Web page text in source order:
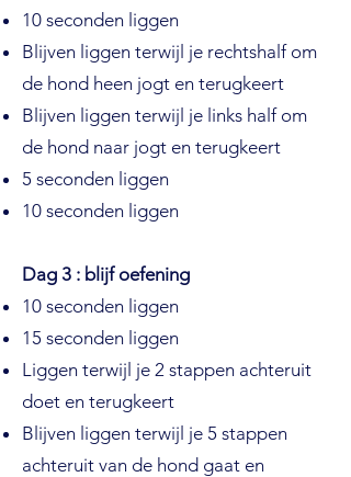
10 seconden liggen
Blijven liggen terwijl je rechtshalf om
de hond heen jogt en terugkeert
Blijven liggen terwijl je links half om
de hond naar jogt en terugkeert
5 seconden liggen
10 seconden liggen
Dag 3 : blijf oefening
10 seconden liggen
15 seconden liggen
Liggen terwijl je 2 stappen achteruit
doet en terugkeert
Blijven liggen terwijl je 5 stappen
achteruit van de hond gaat en